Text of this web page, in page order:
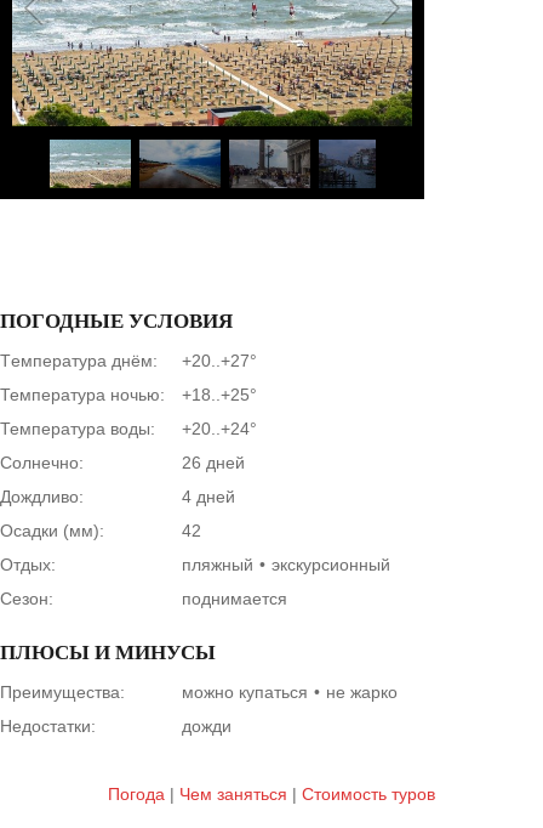
1/16
ПОГОДНЫЕ УСЛОВИЯ
Tемпература днём:
+20..+27°
Температура ночью:
+18..+25°
Температура воды:
+20..+24°
Солнечно:
26 дней
Дождливо:
4 дней
Осадки (мм):
42
Отдых:
пляжный
экскурсионный
Сезон:
поднимается
ПЛЮСЫ И МИНУСЫ
Преимущества: можно купаться
не жарко
Недостатки:
дожди
Погода | Чем заняться | Cтоимость туров